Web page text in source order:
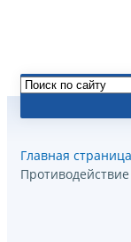
Главная страница